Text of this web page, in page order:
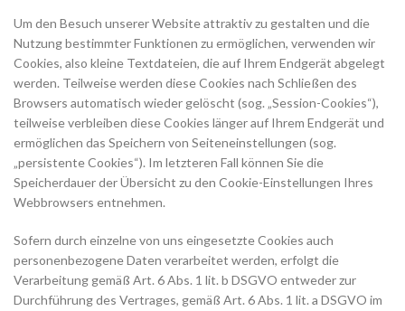
Um den Besuch unserer Website attraktiv zu gestalten und die
Nutzung bestimmter Funktionen zu ermöglichen, verwenden wir
Cookies, also kleine Textdateien, die auf Ihrem Endgerät abgelegt
werden. Teilweise werden diese Cookies nach Schließen des
Browsers automatisch wieder gelöscht (sog. „Session-Cookies“),
teilweise verbleiben diese Cookies länger auf Ihrem Endgerät und
ermöglichen das Speichern von Seiteneinstellungen (sog.
„persistente Cookies“). Im letzteren Fall können Sie die
Speicherdauer der Übersicht zu den Cookie-Einstellungen Ihres
Webbrowsers entnehmen.
Sofern durch einzelne von uns eingesetzte Cookies auch
personenbezogene Daten verarbeitet werden, erfolgt die
Verarbeitung gemäß Art. 6 Abs. 1 lit. b DSGVO entweder zur
Durchführung des Vertrages, gemäß Art. 6 Abs. 1 lit. a DSGVO im